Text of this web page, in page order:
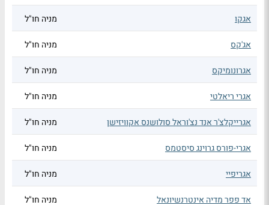
אגקו מניה חו"ל
אג'קס מניה חו"ל
אגרונומיקס מניה חו"ל
אגרי ריאלטי מניה חו"ל
אגרייקלצ'ר אנד נצ'וראל סולושנס אקוויזישן מניה חו"ל
אגרי-פורס גרוינג סיסטמס מניה חו"ל
אגריפיי מניה חו"ל
אד פפר מדיה אינטרנשיונאל מניה חו"ל